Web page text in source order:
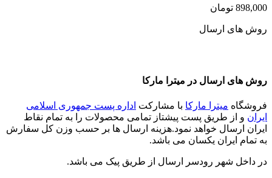
898,000 تومان
روش های ارسال
روش های ارسال در میترا مارکا
فروشگاه میترا مارکا با مشارکت اداره پست جمهوری اسلامی
ایران و از طریق پست پیشتاز تمامی محصولات را به تمام نقاط
ایران ارسال خواهد نمود.هزینه ارسال ها بر حسب وزن کل سفارش
به تمام ایران یکسان می باشد.
در داخل شهر رودسر ارسال از طریق پیک می باشد.